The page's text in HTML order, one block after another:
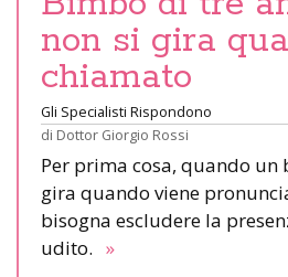
non si gira
chiamato
Gli Specialisti Rispondono
di Dottor Giorgio Rossi
Per prima cosa, quando un
gira quando viene
bisogna escludere la
udito. »